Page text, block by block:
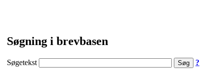
Søgning i brevbasen
Søgetekst ?